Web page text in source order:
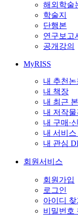
해외학술
학술지
단행본
연구보고
공개강의
MyRISS
내 추천논
내 책장
내 최근
내 저작물
내 구매·
내 서비
내 관심
회원서비스
회원가입
로그인
아이디 찾
비밀번호